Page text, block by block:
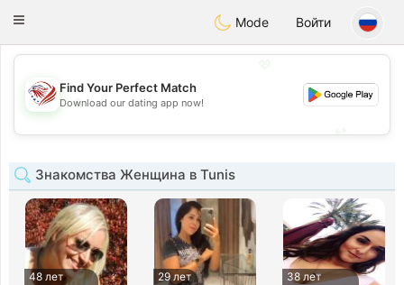
Dating
Toggle
Mode Войти
💖
💕
Find Your Perfect Match
Download our dating app now!
Знакомства Женщина в Tunis
48 лет
29 лет
38 лет